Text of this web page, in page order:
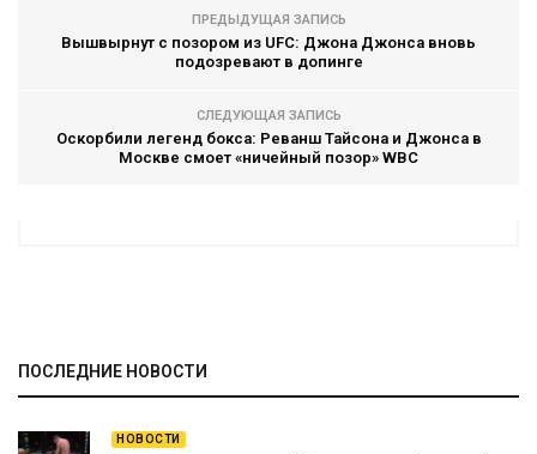
ПРЕДЫДУЩАЯ ЗАПИСЬ
Вышвырнут с позором из UFC: Джона Джонса вновь
подозревают в допинге
СЛЕДУЮЩАЯ ЗАПИСЬ
Оскорбили легенд бокса: Реванш Тайсона и Джонса в
Москве смоет «ничейный позор» WBC
ПОСЛЕДНИЕ НОВОСТИ
НОВОСТИ